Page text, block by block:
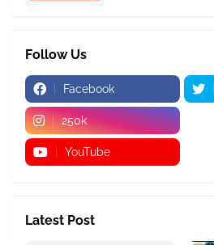
Follow Us
Facebook
250k
YouTube
Latest Post